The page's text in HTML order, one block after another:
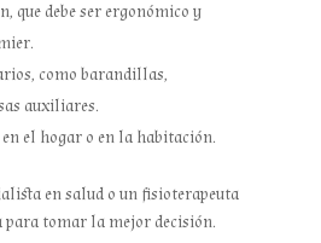
que debe ser ergonómico y
como barandillas,
auxiliares.
el hogar o en la habitación.
en salud o un fisioterapeuta
para tomar la mejor decisión.